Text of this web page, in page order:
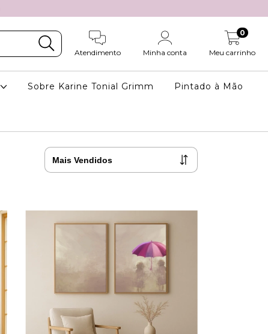
Atendimento Minha conta Meu carrinho
0
Sobre Karine Tonial Grimm Pintado à Mão